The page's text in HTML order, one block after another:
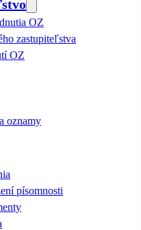
OZ
zastupiteľstva
OZ
oznamy
písomnosti